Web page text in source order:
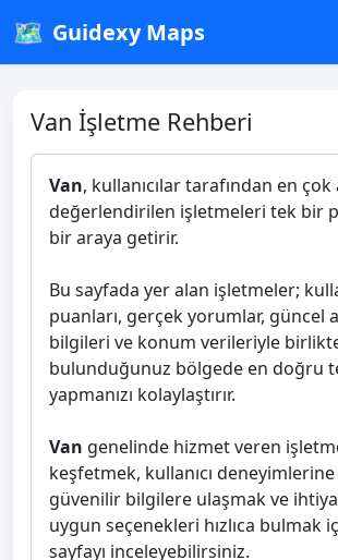
🗺️ Guidexy Maps
Van İşletme Rehberi
Van, kullanıcılar tarafından en
değerlendirilen işletmeleri tek bir
bir araya getirir.
Bu sayfada yer alan işletmeler;
puanları, gerçek yorumlar, güncel
bilgileri ve konum verileriyle
bulunduğunuz bölgede en doğru
yapmanızı kolaylaştırır.
Van genelinde hizmet veren
keşfetmek, kullanıcı deneyimlerine
güvenilir bilgilere ulaşmak ve
uygun seçenekleri hızlıca bulmak
sayfayı inceleyebilirsiniz.